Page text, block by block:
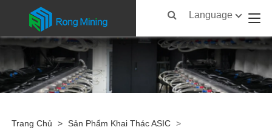
Language
Trang Chủ > Sản Phẩm Khai Thác ASIC >